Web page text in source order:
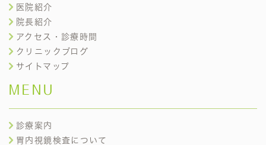
医院紹介
院長紹介
アクセス・診療時間
クリニックブログ
サイトマップ
MENU
診療案内
胃内視鏡検査について